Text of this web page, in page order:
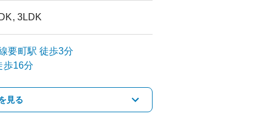
3LDK
要町駅 徒歩3分
16分
見る